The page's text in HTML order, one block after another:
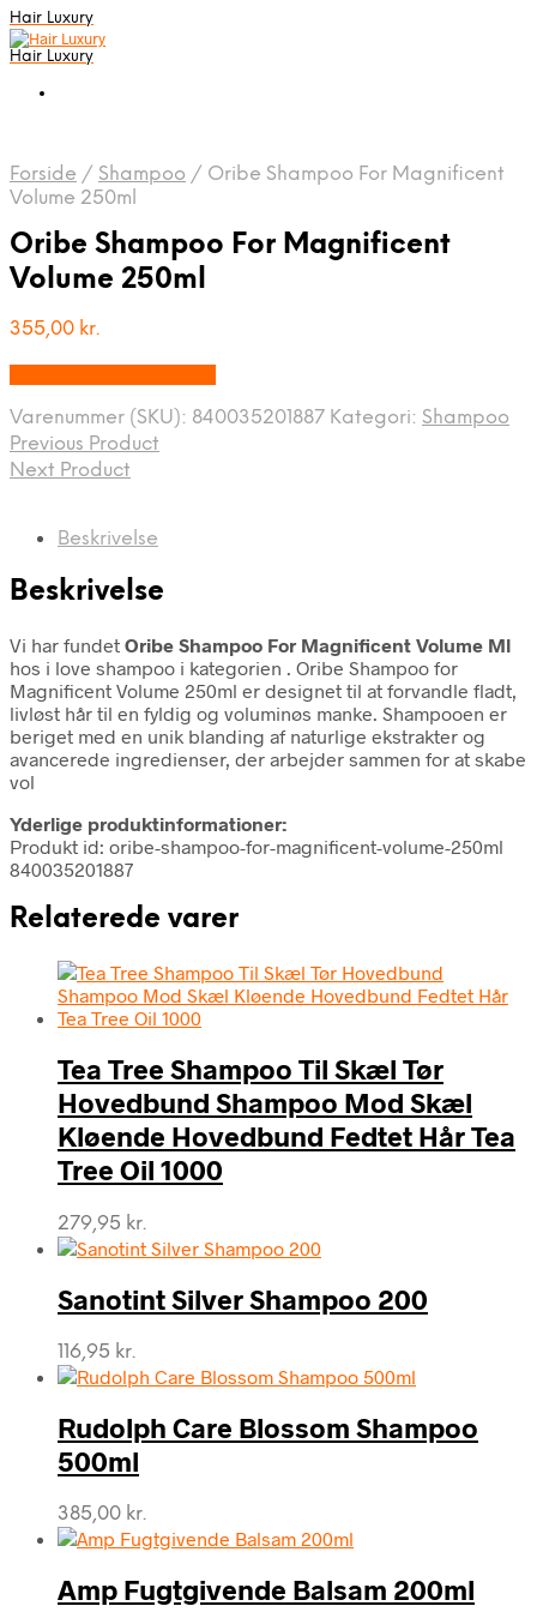
Hair Luxury
Hair Luxury
Forside / Shampoo / Oribe Shampoo For Magnificent
Volume 250ml
Oribe Shampoo For Magnificent
Volume 250ml
355,00 kr.
Varenummer (SKU): 840035201887 Kategori: Shampoo
Previous Product
Next Product
Beskrivelse
Beskrivelse
Vi har fundet Oribe Shampoo For Magnificent Volume Ml
hos i love shampoo i kategorien . Oribe Shampoo for
Magnificent Volume 250ml er designet til at forvandle fladt,
livløst hår til en fyldig og voluminøs manke. Shampooen er
beriget med en unik blanding af naturlige ekstrakter og
avancerede ingredienser, der arbejder sammen for at skabe
vol
Yderlige produktinformationer:
Produkt id: oribe-shampoo-for-magnificent-volume-250ml
840035201887
Relaterede varer
Tea Tree Shampoo Til Skæl Tør
Hovedbund Shampoo Mod Skæl
Kløende Hovedbund Fedtet Hår Tea
Tree Oil 1000
279,95 kr.
Sanotint Silver Shampoo 200
116,95 kr.
Rudolph Care Blossom Shampoo
500ml
385,00 kr.
Amp Fugtgivende Balsam 200ml